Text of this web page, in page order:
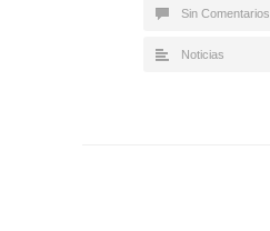
Sin Comentarios
Noticias